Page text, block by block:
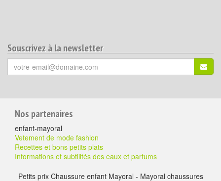
Souscrivez à la newsletter
Votre
email
Pour
aller
plus
loin
Nos partenaires
enfant-mayoral
Vetement de mode fashion
Recettes et bons petits plats
Informations et subtilités des eaux et parfums
Petits prix Chaussure enfant Mayoral - Mayoral chaussures